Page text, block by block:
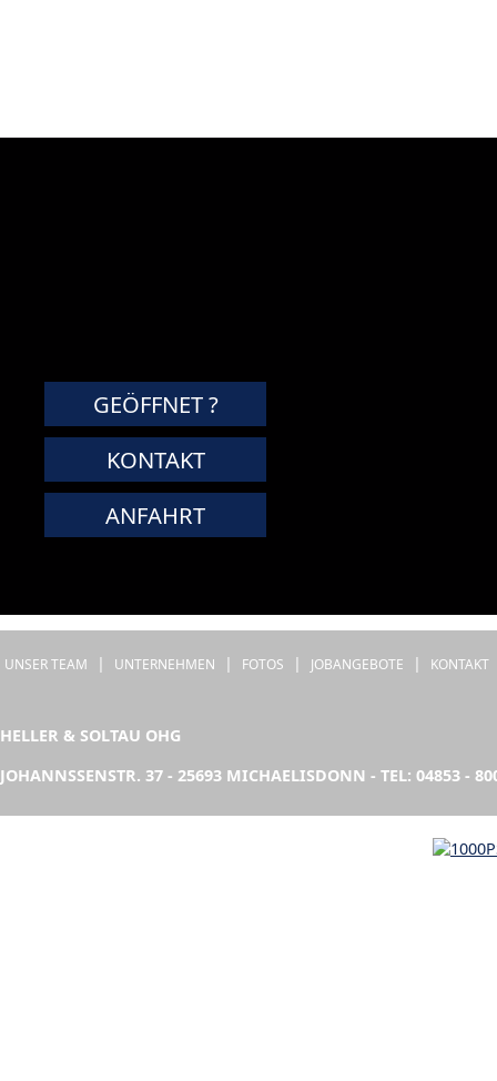
GEÖFFNET ?
KONTAKT
ANFAHRT
UNSER TEAM | UNTERNEHMEN | FOTOS | JOBANGEBOTE | KONTAKT
HELLER & SOLTAU OHG
JOHANNSSENSTR. 37 - 25693 MICHAELISDONN - TEL: 04853 -